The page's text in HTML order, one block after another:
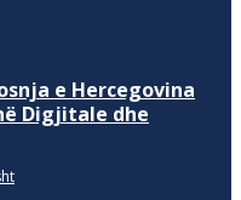
e Hercegovina
Digjitale dhe